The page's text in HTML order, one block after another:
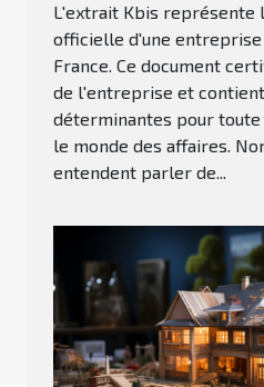
L'extrait Kbis représente
officielle d'une
France. Ce document
de l'entreprise et
déterminantes pour toute
le monde des affaires.
entendent parler de...